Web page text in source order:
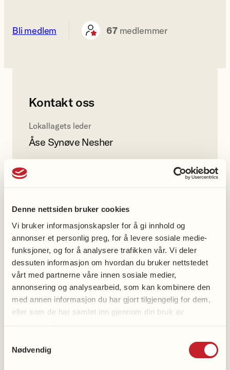
Denne nettsiden bruker cookies
Vi bruker informasjonskapsler for å gi innhold og
annonser et personlig preg, for å levere sosiale medie-
funksjoner, og for å analysere trafikken vår. Vi deler
dessuten informasjon om hvordan du bruker nettstedet
vårt med partnerne våre innen sosiale medier,
annonsering og analysearbeid, som kan kombinere den
med annen informasjon du har gjort tilgjengelig for dem,
eller som de har samlet inn gjennom din bruk av
Nødvendig
Bli medlem 67medlemmer
Kontakt oss
Lokallagets leder
Åse Synøve Nesher
Med oss-aktiviteter
Gå med oss
Demensvennlig med oss
Syng med oss
Spis med oss